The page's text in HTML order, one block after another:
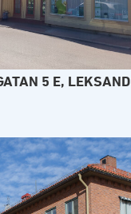
5 E, LEKSAND